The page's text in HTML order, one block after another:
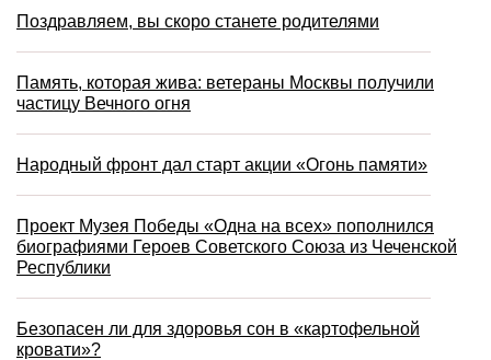
Поздравляем, вы скоро станете родителями
Память, которая жива: ветераны Москвы получили
частицу Вечного огня
Народный фронт дал старт акции «Огонь памяти»
Проект Музея Победы «Одна на всех» пополнился
биографиями Героев Советского Союза из Чеченской
Республики
Безопасен ли для здоровья сон в «картофельной
кровати»?